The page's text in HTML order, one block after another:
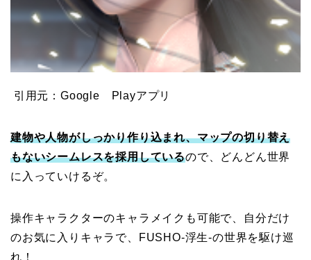
引用元：Google Playアプリ
建物や人物がしっかり作り込まれ、マップの切り替え
もないシームレスを採用しているので、どんどん世界
に入っていけるぞ。
操作キャラクターのキャラメイクも可能で、自分だけ
のお気に入りキャラで、FUSHO-浮生-の世界を駆け巡
れ！